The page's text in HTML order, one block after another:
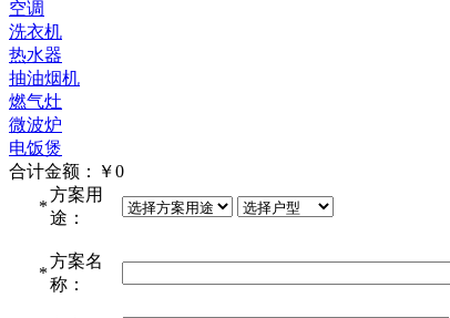
空调
洗衣机
热水器
抽油烟机
燃气灶
微波炉
电饭煲
合计金额：￥0
*
方案用
途：
*
方案名
称：